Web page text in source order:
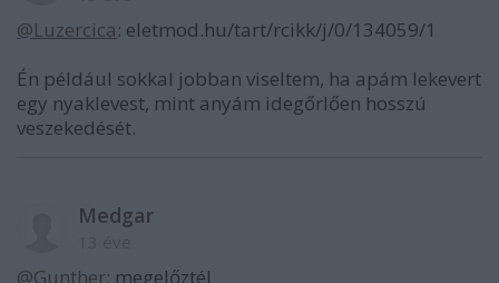
@Luzercica: eletmod.hu/tart/rcikk/j/0/134059/1
Én például sokkal jobban viseltem, ha apám lekevert
egy nyaklevest, mint anyám idegőrlően hosszú
veszekedését.
Medgar
@Gunther: megelőztél